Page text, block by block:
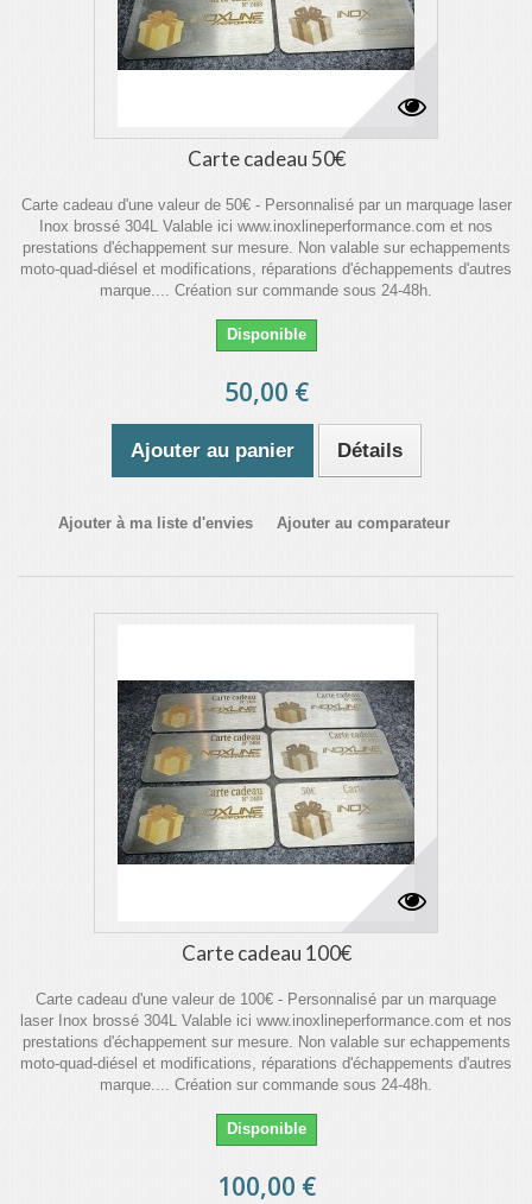
Carte cadeau 50€
Carte cadeau d'une valeur de 50€ - Personnalisé par un marquage laser
Inox brossé 304L Valable ici www.inoxlineperformance.com et nos
prestations d'échappement sur mesure. Non valable sur echappements
moto-quad-diésel et modifications, réparations d'échappements d'autres
marque.... Création sur commande sous 24-48h.
Disponible
50,00 €
Ajouter au panier Détails
Ajouter à ma liste d'envies Ajouter au comparateur
Carte cadeau 100€
Carte cadeau d'une valeur de 100€ - Personnalisé par un marquage
laser Inox brossé 304L Valable ici www.inoxlineperformance.com et nos
prestations d'échappement sur mesure. Non valable sur echappements
moto-quad-diésel et modifications, réparations d'échappements d'autres
marque.... Création sur commande sous 24-48h.
Disponible
100,00 €